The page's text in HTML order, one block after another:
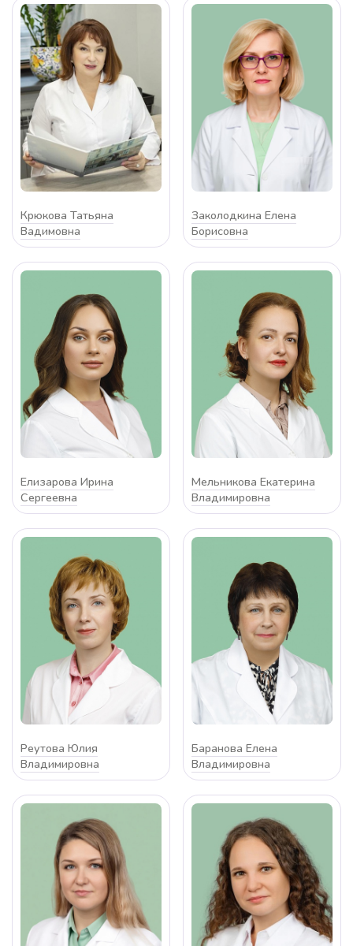
Крюкова Татьяна
Вадимовна
Заколодкина Елена
Борисовна
Елизарова Ирина
Сергеевна
Мельникова Екатерина
Владимировна
Реутова Юлия
Владимировна
Баранова Елена
Владимировна